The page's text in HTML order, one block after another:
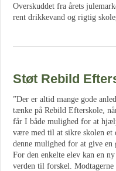
Overskuddet fra årets
rent drikkevand og rigtig
Støt Rebild
”Der er altid mange gode
tænke på Rebild Efterskole,
får I både mulighed for at
være med til at sikre skolen et
denne mulighed for at give en
For den enkelte elev kan en
verden til forskel.